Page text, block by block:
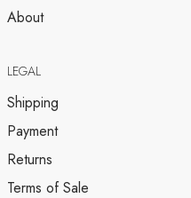
About
LEGAL
Shipping
Payment
Returns
Terms of Sale